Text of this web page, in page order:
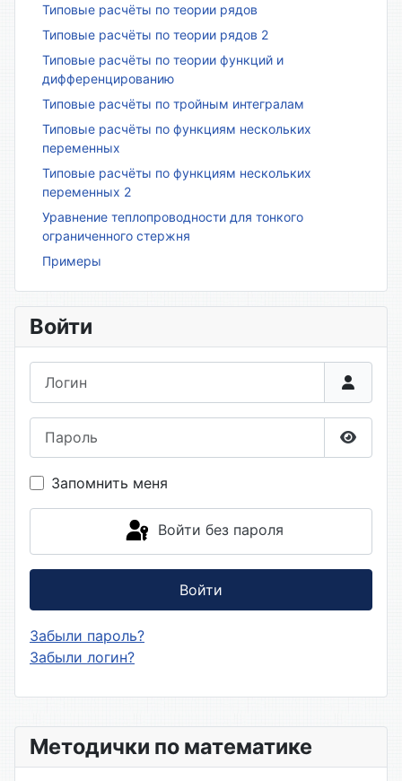
Методички по математике
Типовые расчёты по теории рядов
Типовые расчёты по теории рядов 2
Типовые расчёты по теории функций и
дифференцированию
Типовые расчёты по тройным интегралам
Типовые расчёты по функциям нескольких
переменных
Типовые расчёты по функциям нескольких
переменных 2
Уравнение теплопроводности для тонкого
ограниченного стержня
Примеры
Войти
Запомнить меня
Войти без пароля
Войти
Забыли пароль?
Забыли логин?